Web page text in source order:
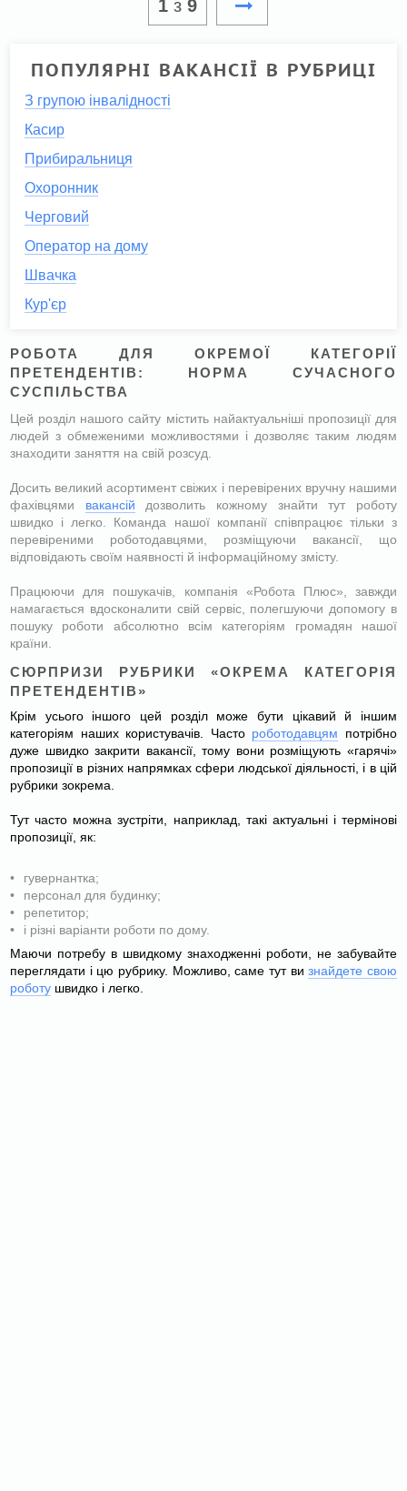
1 з 9
ПОПУЛЯРНІ ВАКАНСІЇ В РУБРИЦІ
З групою інвалідності
Касир
Прибиральниця
Охоронник
Черговий
Оператор на дому
Швачка
Кур'єр
РОБОТА ДЛЯ ОКРЕМОЇ КАТЕГОРІЇ
ПРЕТЕНДЕНТІВ: НОРМА СУЧАСНОГО
СУСПІЛЬСТВА
Цей розділ нашого сайту містить найактуальніші пропозиції для
людей з обмеженими можливостями і дозволяє таким людям
знаходити заняття на свій розсуд.
Досить великий асортимент свіжих і перевірених вручну нашими
фахівцями вакансій дозволить кожному знайти тут роботу
швидко і легко. Команда нашої компанії співпрацює тільки з
перевіреними роботодавцями, розміщуючи вакансії, що
відповідають своїм наявності й інформаційному змісту.
Працюючи для пошукачів, компанія «Робота Плюс», завжди
намагається вдосконалити свій сервіс, полегшуючи допомогу в
пошуку роботи абсолютно всім категоріям громадян нашої
країни.
СЮРПРИЗИ РУБРИКИ «ОКРЕМА КАТЕГОРІЯ
ПРЕТЕНДЕНТІВ»
Крім усього іншого цей розділ може бути цікавий й іншим
категоріям наших користувачів. Часто роботодавцям потрібно
дуже швидко закрити вакансії, тому вони розміщують «гарячі»
пропозиції в різних напрямках сфери людської діяльності, і в цій
рубрики зокрема.
Тут часто можна зустріти, наприклад, такі актуальні і термінові
пропозиції, як:
гувернантка;
персонал для будинку;
репетитор;
і різні варіанти роботи по дому.
Маючи потребу в швидкому знаходженні роботи, не забувайте
переглядати і цю рубрику. Можливо, саме тут визнайдете свою
роботу швидко і легко.